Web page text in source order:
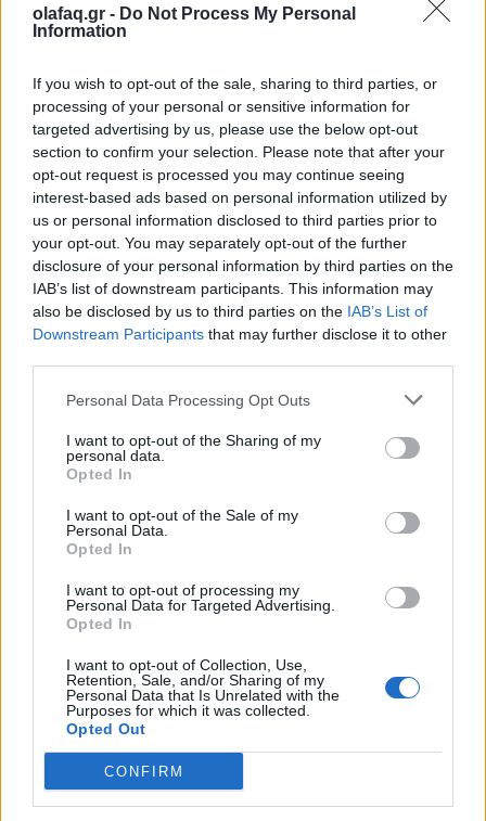
olafaq.gr - Do Not Process My Personal
Information
If you wish to opt-out of the sale, sharing to third parties, or
processing of your personal or sensitive information for
targeted advertising by us, please use the below opt-out
section to confirm your selection. Please note that after your
opt-out request is processed you may continue seeing
interest-based ads based on personal information utilized by
us or personal information disclosed to third parties prior to
your opt-out. You may separately opt-out of the further
disclosure of your personal information by third parties on the
IAB’s list of downstream participants. This information may
also be disclosed by us to third parties on the IAB’s List of
Downstream Participants that may further disclose it to other
Personal Data Processing Opt Outs
I want to opt-out of the Sharing of my
personal data.
Opted In
I want to opt-out of the Sale of my
Personal Data.
Opted In
I want to opt-out of processing my
Personal Data for Targeted Advertising.
Opted In
I want to opt-out of Collection, Use,
Retention, Sale, and/or Sharing of my
Personal Data that Is Unrelated with the
Purposes for which it was collected.
Opted Out
CONFIRM
Την Κυριακή 26 Οκτωβρίου, στις 04:00 τα ξημερώματα, θα
χρόνο: θα γυρίσουμε τα ρολόγια μας πίσω μία ώρα, για να
"εξοικονομήσουμε ενέργεια".
Ελλάδα
Παραλύει η χώρα από τη 24ωρη απεργία
ΓΣΕΕ και ΑΔΕΔΥ ενάντια στο νέο εργασιακό
νομοσχέδιο
Δημόσιοι υπάλληλοι, γιατροί, εκπαιδευτικοί, δικαστικοί
σημερινή πανελλαδική κινητοποίηση, που μπλοκάρει
μεταφορές και υπηρεσίες. Στο επίκεντρο των